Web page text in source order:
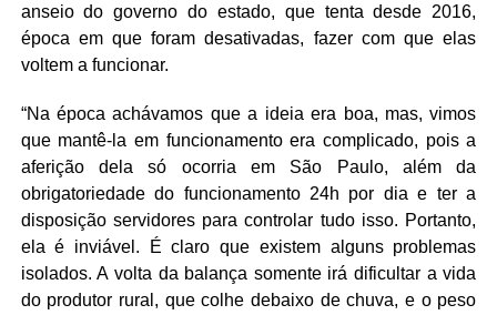
anseio do governo do estado, que tenta desde 2016,
época em que foram desativadas, fazer com que elas
voltem a funcionar.
“Na época achávamos que a ideia era boa, mas, vimos
que mantê-la em funcionamento era complicado, pois a
aferição dela só ocorria em São Paulo, além da
obrigatoriedade do funcionamento 24h por dia e ter a
disposição servidores para controlar tudo isso. Portanto,
ela é inviável. É claro que existem alguns problemas
isolados. A volta da balança somente irá dificultar a vida
do produtor rural, que colhe debaixo de chuva, e o peso